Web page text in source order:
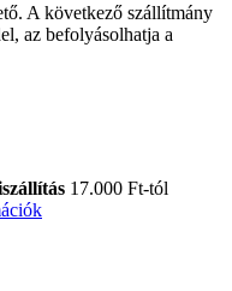
A következő szállítmány
az befolyásolhatja a
17.000 Ft-tól